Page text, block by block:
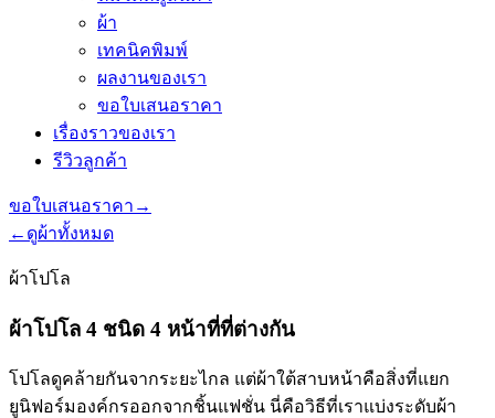
ผ้า
เทคนิคพิมพ์
ผลงานของเรา
ขอใบเสนอราคา
เรื่องราวของเรา
รีวิวลูกค้า
ขอใบเสนอราคา →
← ดูผ้าทั้งหมด
ผ้าโปโล
ผ้าโปโล 4 ชนิด 4 หน้าที่ที่ต่างกัน
โปโลดูคล้ายกันจากระยะไกล แต่ผ้าใต้สาบหน้าคือสิ่งที่แยก
ยูนิฟอร์มองค์กรออกจากชิ้นแฟชั่น นี่คือวิธีที่เราแบ่งระดับผ้า